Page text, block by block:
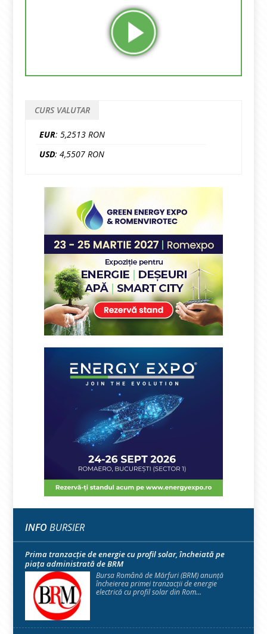
CURS VALUTAR
EUR: 5,2513 RON
USD: 4,5507 RON
INFO BURSIER
Prima tranzacție de energie cu profil solar, încheiată pe
piața administrată de BRM
Bursa Română de Mărfuri (BRM) anunță
încheierea primei tranzacții de energie
electrică cu profil solar din Rom...